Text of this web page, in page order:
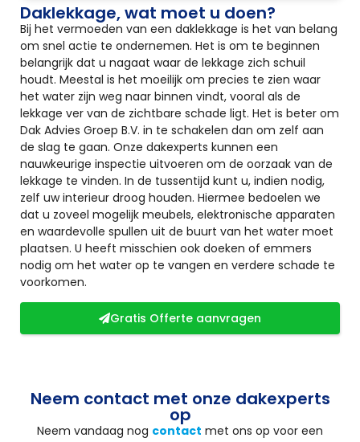
Daklekkage, wat moet u doen?
Bij het vermoeden van een daklekkage is het van belang
om snel actie te ondernemen. Het is om te beginnen
belangrijk dat u nagaat waar de lekkage zich schuil
houdt. Meestal is het moeilijk om precies te zien waar
het water zijn weg naar binnen vindt, vooral als de
lekkage ver van de zichtbare schade ligt. Het is beter om
Dak Advies Groep B.V. in te schakelen dan om zelf aan
de slag te gaan. Onze dakexperts kunnen een
nauwkeurige inspectie uitvoeren om de oorzaak van de
lekkage te vinden. In de tussentijd kunt u, indien nodig,
zelf uw interieur droog houden. Hiermee bedoelen we
dat u zoveel mogelijk meubels, elektronische apparaten
en waardevolle spullen uit de buurt van het water moet
plaatsen. U heeft misschien ook doeken of emmers
nodig om het water op te vangen en verdere schade te
voorkomen.
Gratis Offerte aanvragen
Neem contact met onze dakexperts
op
Neem vandaag nog contact met ons op voor een